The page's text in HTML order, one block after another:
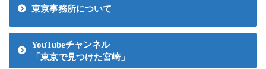
東京事務所について
YouTubeチャンネル
「東京で見つけた宮崎」